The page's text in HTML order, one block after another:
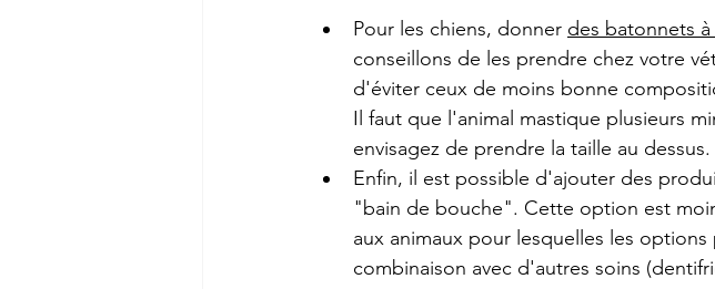
Pour les chiens, donner des batonnets
conseillons de les prendre chez votre
d'éviter ceux de moins bonne
Il faut que l'animal mastique plusieurs
envisagez de prendre la taille au dessus.
Enfin, il est possible d'ajouter des
"bain de bouche". Cette option est
aux animaux pour lesquelles les
combinaison avec d'autres soins